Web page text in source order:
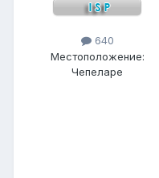
640
Местоположение:
Чепеларе